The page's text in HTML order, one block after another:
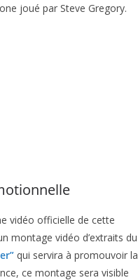
joué par Steve Gregory.
vidéo officielle de cette
montage vidéo d’extraits du
qui servira à promouvoir la
ce montage sera visible